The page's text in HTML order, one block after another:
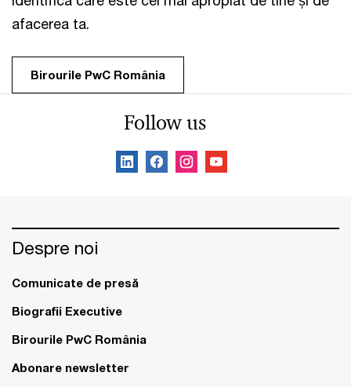
afacerea ta.
Birourile PwC România
Follow us
Despre noi
Comunicate de presă
Biografii Executive
Birourile PwC România
Abonare newsletter